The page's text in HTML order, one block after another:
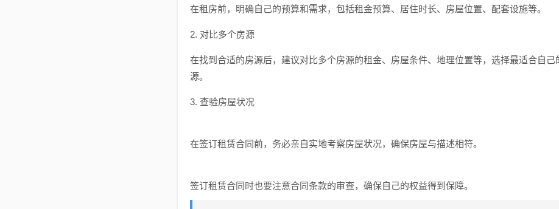
在租房前，明确自己的预算和需求，包括租金预算、居住时长、房屋位置、配套设施等。
2. 对比多个房源
在找到合适的房源后，建议对比多个房源的租金、房屋条件、地理位置等，选择最适合自己
源。
3. 查验房屋状况
在签订租赁合同前，务必亲自实地考察房屋状况，确保房屋与描述相符。
签订租赁合同时也要注意合同条款的审查，确保自己的权益得到保障。